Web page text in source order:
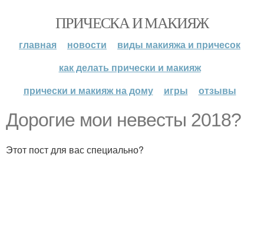
ПРИЧЕСКА И МАКИЯЖ
главная новости
виды макияжа и причесок
как делать прически и макияж
прически и макияж на дому
игры отзывы
Дорогие мои невесты 2018?
Этот пост для вас специально?